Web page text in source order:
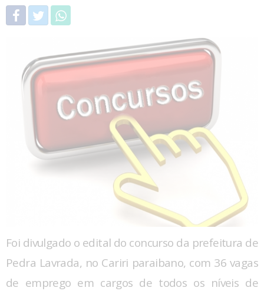
Foi divulgado o edital do concurso da prefeitura de
Pedra Lavrada, no Cariri paraibano, com 36 vagas
de emprego em cargos de todos os níveis de